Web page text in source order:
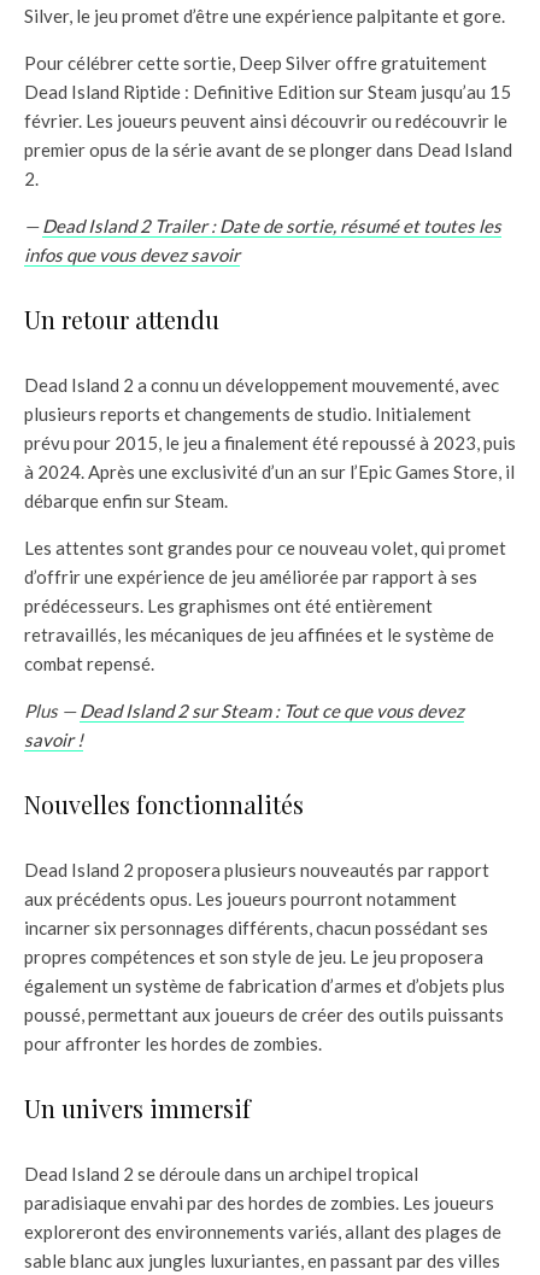
Silver, le jeu promet d’être une expérience palpitante et gore.
Pour célébrer cette sortie, Deep Silver offre gratuitement
Dead Island Riptide : Definitive Edition sur Steam jusqu’au 15
février. Les joueurs peuvent ainsi découvrir ou redécouvrir le
premier opus de la série avant de se plonger dans Dead Island
2.
—Dead Island 2 Trailer : Date de sortie, résumé et toutes les
infos que vous devez savoir
Un retour attendu
Dead Island 2 a connu un développement mouvementé, avec
plusieurs reports et changements de studio. Initialement
prévu pour 2015, le jeu a finalement été repoussé à 2023, puis
à 2024. Après une exclusivité d’un an sur l’Epic Games Store, il
débarque enfin sur Steam.
Les attentes sont grandes pour ce nouveau volet, qui promet
d’offrir une expérience de jeu améliorée par rapport à ses
prédécesseurs. Les graphismes ont été entièrement
retravaillés, les mécaniques de jeu affinées et le système de
combat repensé.
Plus —Dead Island 2 sur Steam : Tout ce que vous devez
savoir !
Nouvelles fonctionnalités
Dead Island 2 proposera plusieurs nouveautés par rapport
aux précédents opus. Les joueurs pourront notamment
incarner six personnages différents, chacun possédant ses
propres compétences et son style de jeu. Le jeu proposera
également un système de fabrication d’armes et d’objets plus
poussé, permettant aux joueurs de créer des outils puissants
pour affronter les hordes de zombies.
Un univers immersif
Dead Island 2 se déroule dans un archipel tropical
paradisiaque envahi par des hordes de zombies. Les joueurs
exploreront des environnements variés, allant des plages de
sable blanc aux jungles luxuriantes, en passant par des villes